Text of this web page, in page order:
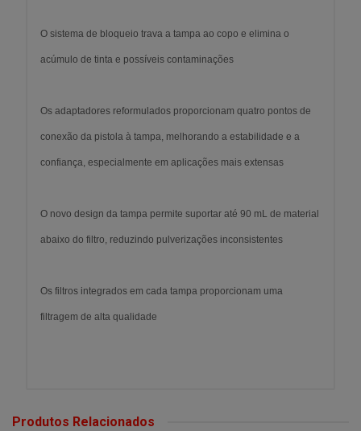
O sistema de bloqueio trava a tampa ao copo e elimina o
acúmulo de tinta e possíveis contaminações
Os adaptadores reformulados proporcionam quatro pontos de
conexão da pistola à tampa, melhorando a estabilidade e a
confiança, especialmente em aplicações mais extensas
O novo design da tampa permite suportar até 90 mL de material
abaixo do filtro, reduzindo pulverizações inconsistentes
Os filtros integrados em cada tampa proporcionam uma
filtragem de alta qualidade
Produtos Relacionados